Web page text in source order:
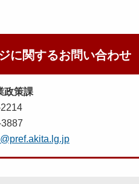
に関するお問い合わせ
政策課